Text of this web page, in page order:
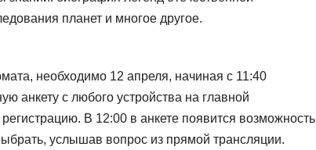
планет и многое другое.
необходимо 12 апреля, начиная с 11:40
анкету с любого устройства на главной
регистрацию. В 12:00 в анкете появится возможность
услышав вопрос из прямой трансляции.